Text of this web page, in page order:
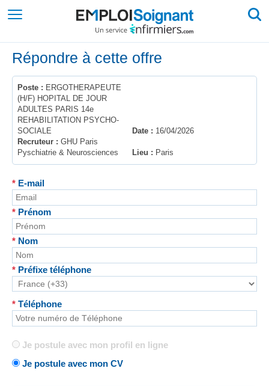
Répondre à cette offre
Poste : ERGOTHERAPEUTE
(H/F) HOPITAL DE JOUR
ADULTES PARIS 14e
REHABILITATION PSYCHO-
SOCIALE
Date : 16/04/2026
Recruteur :GHU Paris
Pyschiatrie & Neurosciences
Lieu : Paris
* E-mail
* Prénom
* Nom
* Préfixe téléphone
* Téléphone
Je postule avec mon profil en ligne
Je postule avec mon CV